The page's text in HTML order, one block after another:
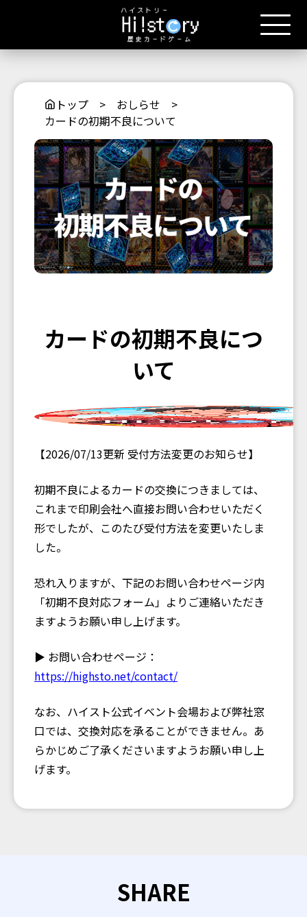
トップ > おしらせ >
カードの初期不良について
カードの初期不良につ
いて
【2026/07/13更新 受付方法変更のお知らせ】
初期不良によるカードの交換につきましては、
これまで印刷会社へ直接お問い合わせいただく
形でしたが、このたび受付方法を変更いたしま
した。
恐れ入りますが、下記のお問い合わせページ内
「初期不良対応フォーム」よりご連絡いただき
ますようお願い申し上げます。
▶ お問い合わせページ：
https://highsto.net/contact/
なお、ハイスト公式イベント会場および弊社窓
口では、交換対応を承ることができません。あ
らかじめご了承くださいますようお願い申し上
げます。
SHARE